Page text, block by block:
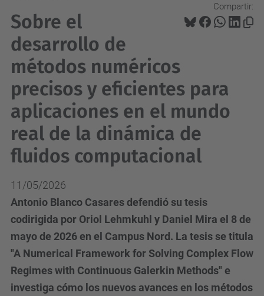
Compartir:
Sobre el
desarrollo de
métodos numéricos
precisos y eficientes para
aplicaciones en el mundo
real de la dinámica de
fluidos computacional
11/05/2026
Antonio Blanco Casares defendió su tesis
codirigida por Oriol Lehmkuhl y Daniel Mira el 8 de
mayo de 2026 en el Campus Nord. La tesis se titula
"A Numerical Framework for Solving Complex Flow
Regimes with Continuous Galerkin Methods" e
investiga cómo los nuevos avances en los métodos